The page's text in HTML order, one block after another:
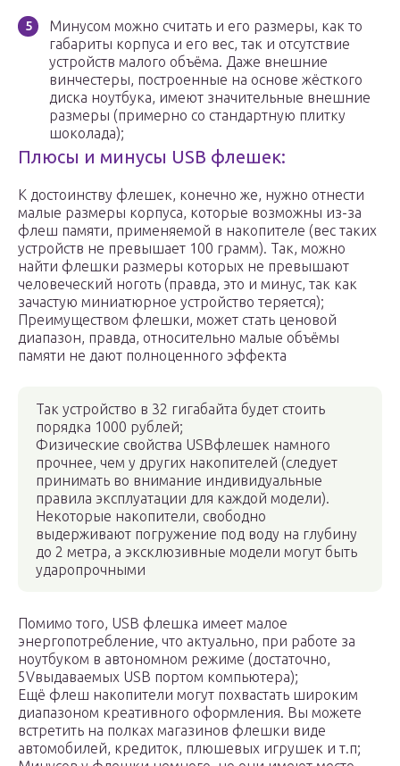
Минусом можно считать и его размеры, как то
габариты корпуса и его вес, так и отсутствие
устройств малого объёма. Даже внешние
винчестеры, построенные на основе жёсткого
диска ноутбука, имеют значительные внешние
размеры (примерно со стандартную плитку
шоколада);
Плюсы и минусы USB флешек:
К достоинству флешек, конечно же, нужно отнести
малые размеры корпуса, которые возможны из-за
флеш памяти, применяемой в накопителе (вес таких
устройств не превышает 100 грамм). Так, можно
найти флешки размеры которых не превышают
человеческий ноготь (правда, это и минус, так как
зачастую миниатюрное устройство теряется);
Преимуществом флешки, может стать ценовой
диапазон, правда, относительно малые объёмы
памяти не дают полноценного эффекта
Так устройство в 32 гигабайта будет стоить
порядка 1000 рублей;
Физические свойства USBфлешек намного
прочнее, чем у других накопителей (следует
принимать во внимание индивидуальные
правила эксплуатации для каждой модели).
Некоторые накопители, свободно
выдерживают погружение под воду на глубину
до 2 метра, а эксклюзивные модели могут быть
ударопрочными
Помимо того, USB флешка имеет малое
энергопотребление, что актуально, при работе за
ноутбуком в автономном режиме (достаточно,
5Vвыдаваемых USB портом компьютера);
Ещё флеш накопители могут похвастать широким
диапазоном креативного оформления. Вы можете
встретить на полках магазинов флешки виде
автомобилей, кредиток, плюшевых игрушек и т.п;